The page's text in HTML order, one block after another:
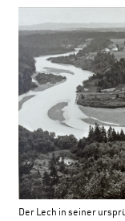
Der Lech in seiner